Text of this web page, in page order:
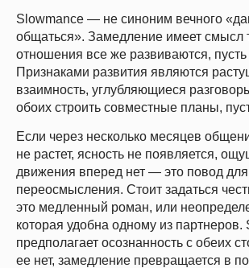
Slowmance — не синоним вечного
общаться». Замедление имеет смысл
отношения все же развиваются,
Признаками развития являются
взаимность, углубляющиеся
обоих строить совместные планы,
Если через несколько месяцев
не растет, ясность не появляется,
движения вперед нет — это повод для
переосмысления. Стоит задаться
это медленный роман, или
которая удобна одному из партнеров.
предполагает осознанность с обеих
ее нет, замедление превращается в